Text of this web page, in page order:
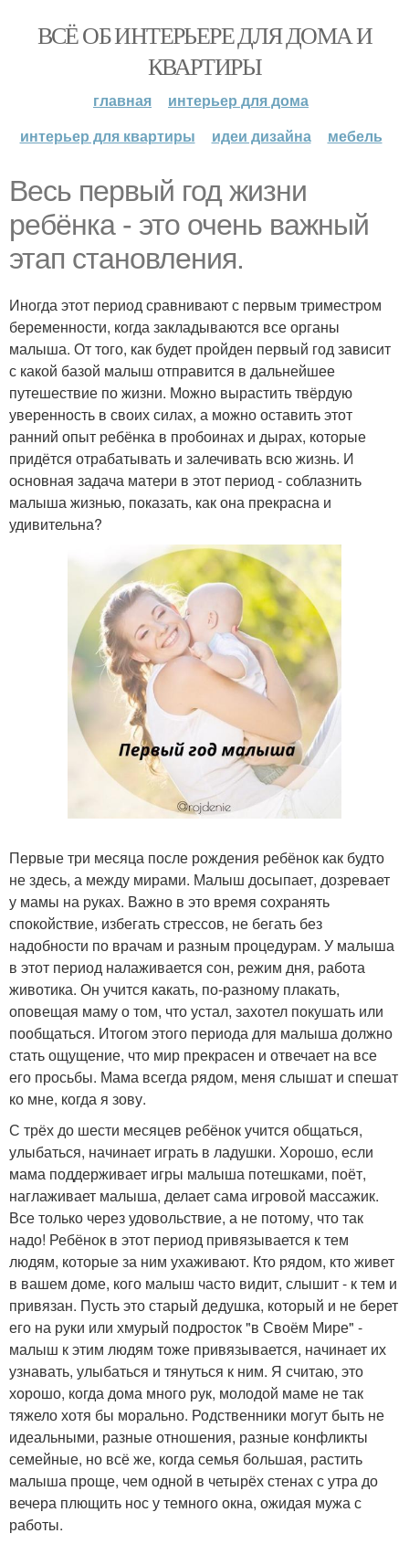
ВСЁ ОБ ИНТЕРЬЕРЕ ДЛЯ ДОМА И
КВАРТИРЫ
главная
интерьер для дома
интерьер для квартиры
идеи дизайна мебель
Весь первый год жизни
ребёнка - это очень важный
этап становления.
Иногда этот период сравнивают с первым триместром
беременности, когда закладываются все органы
малыша. От того, как будет пройден первый год зависит
с какой базой малыш отправится в дальнейшее
путешествие по жизни. Можно вырастить твёрдую
уверенность в своих силах, а можно оставить этот
ранний опыт ребёнка в пробоинах и дырах, которые
придётся отрабатывать и залечивать всю жизнь. И
основная задача матери в этот период - соблазнить
малыша жизнью, показать, как она прекрасна и
удивительна?
Первые три месяца после рождения ребёнок как будто
не здесь, а между мирами. Малыш досыпает, дозревает
у мамы на руках. Важно в это время сохранять
спокойствие, избегать стрессов, не бегать без
надобности по врачам и разным процедурам. У малыша
в этот период налаживается сон, режим дня, работа
животика. Он учится какать, по-разному плакать,
оповещая маму о том, что устал, захотел покушать или
пообщаться. Итогом этого периода для малыша должно
стать ощущение, что мир прекрасен и отвечает на все
его просьбы. Мама всегда рядом, меня слышат и спешат
ко мне, когда я зову.
С трёх до шести месяцев ребёнок учится общаться,
улыбаться, начинает играть в ладушки. Хорошо, если
мама поддерживает игры малыша потешками, поёт,
наглаживает малыша, делает сама игровой массажик.
Все только через удовольствие, а не потому, что так
надо! Ребёнок в этот период привязывается к тем
людям, которые за ним ухаживают. Кто рядом, кто живет
в вашем доме, кого малыш часто видит, слышит - к тем и
привязан. Пусть это старый дедушка, который и не берет
его на руки или хмурый подросток "в Своём Мире" -
малыш к этим людям тоже привязывается, начинает их
узнавать, улыбаться и тянуться к ним. Я считаю, это
хорошо, когда дома много рук, молодой маме не так
тяжело хотя бы морально. Родственники могут быть не
идеальными, разные отношения, разные конфликты
семейные, но всё же, когда семья большая, растить
малыша проще, чем одной в четырёх стенах с утра до
вечера плющить нос у темного окна, ожидая мужа с
работы.